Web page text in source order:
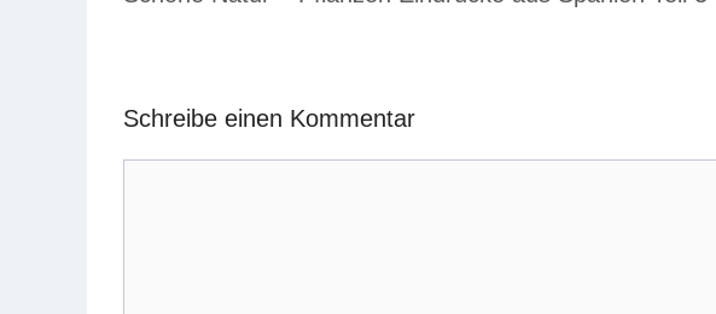
Schreibe einen Kommentar